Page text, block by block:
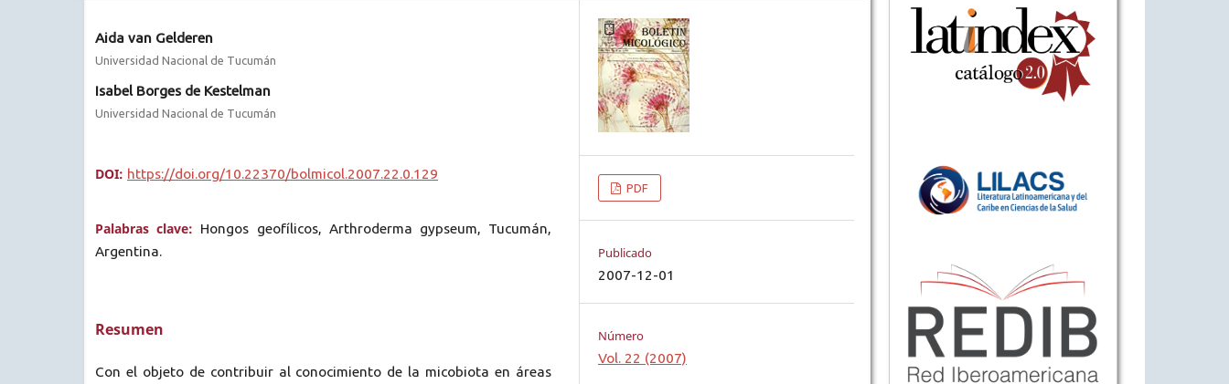
Aida van Gelderen
Universidad Nacional de Tucumán
Isabel Borges de Kestelman
Universidad Nacional de Tucumán
DOI: https://doi.org/10.22370/bolmicol.2007.22.0.129
Palabras clave: Hongos geofílicos, Arthroderma gypseum, Tucumán,
Argentina.
Resumen
Con el objeto de contribuir al conocimiento de la micobiota en áreas
PDF
Publicado
2007-12-01
Número
Vol. 22 (2007)